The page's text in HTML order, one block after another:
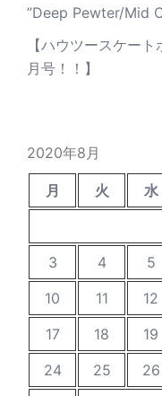
”Deep Pewter/Mid
【ハウツースケー
月号！！】
2020年8月
月 火 水
3
4 5
10
11 12
17
18 19
24
25 26